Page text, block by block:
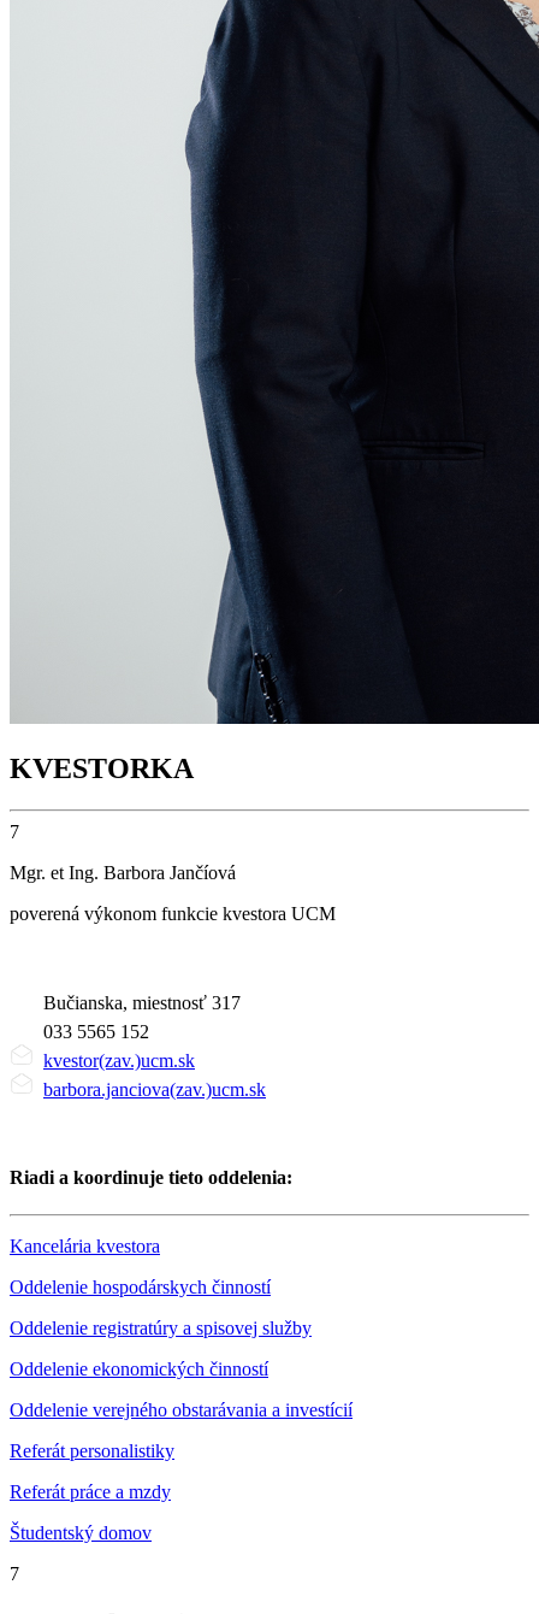
KVESTORKA
7
Mgr. et Ing. Barbora Jančíová
poverená výkonom funkcie kvestora UCM
Bučianska, miestnosť 317
033 5565 152
kvestor(zav.)ucm.sk
barbora.janciova(zav.)ucm.sk
Riadi a koordinuje tieto oddelenia:
Kancelária kvestora
Oddelenie hospodárskych činností
Oddelenie registratúry a spisovej služby
Oddelenie ekonomických činností
Oddelenie verejného obstarávania a investícií
Referát personalistiky
Referát práce a mzdy
Študentský domov
7